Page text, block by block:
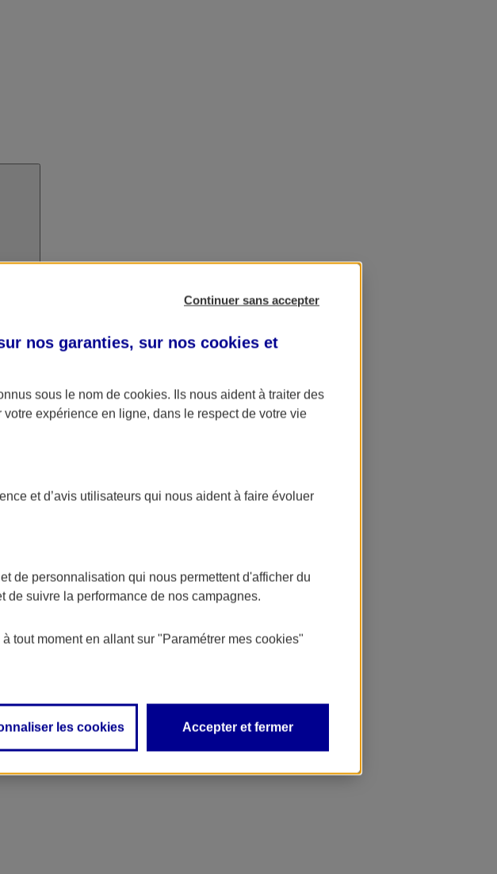
Continuer sans accepter
nos garanties, sur nos cookies et
sous le nom de cookies. Ils nous aident à traiter des
expérience en ligne, dans le respect de votre vie
et d’avis utilisateurs qui nous aident à faire évoluer
de personnalisation qui nous permettent d'afficher du
suivre la performance de nos campagnes.
tout moment en allant sur "Paramétrer mes cookies"
les cookies Accepter et fermer